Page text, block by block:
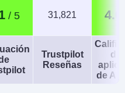
31,821 4.0
Trustpilot
Reseñas
de
de